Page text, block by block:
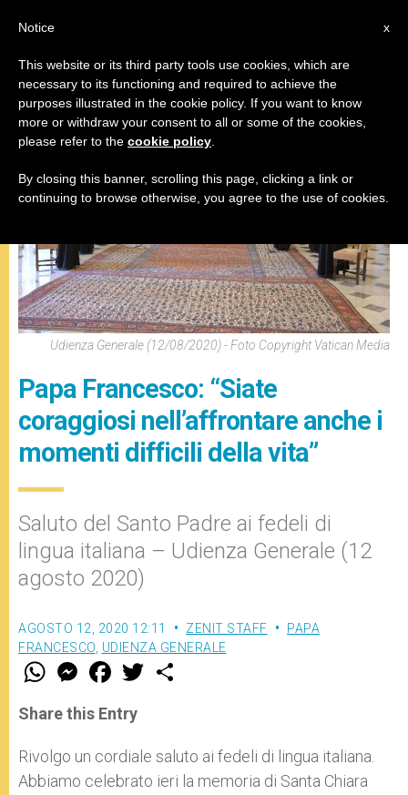
PAPA FRANCESCO, UDIENZA GENERALE
Udienza Generale (12/08/2020) - Foto Copyright Vatican Media
Papa Francesco: “Siate
coraggiosi nell’affrontare anche i
momenti difficili della vita”
Saluto del Santo Padre ai fedeli di
lingua italiana – Udienza Generale (12
agosto 2020)
AGOSTO 12, 2020 12:11 ZENIT STAFF
PAPA
FRANCESCO, UDIENZA GENERALE
W
t
s
p
p
M
e
s
e
g
e
r
F
a
e
b
o
k
w
r
Share this Entry
Rivolgo un cordiale saluto ai fedeli di lingua italiana.
Abbiamo celebrato ieri la memoria di Santa Chiara
x
Notice
This website or its third party tools use cookies, which are
necessary to its functioning and required to achieve the
purposes illustrated in the cookie policy. If you want to know
more or withdraw your consent to all or some of the cookies,
please refer to the cookie policy
By closing this banner, scrolling this page, clicking a link or
continuing to browse otherwise, you agree to the use of cookies.